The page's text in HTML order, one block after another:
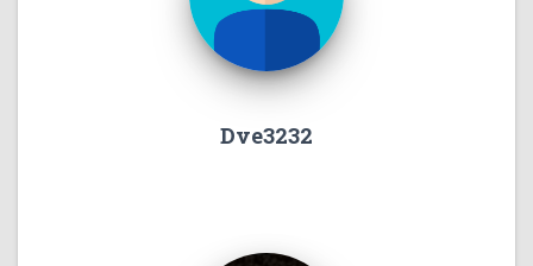
Dve3232